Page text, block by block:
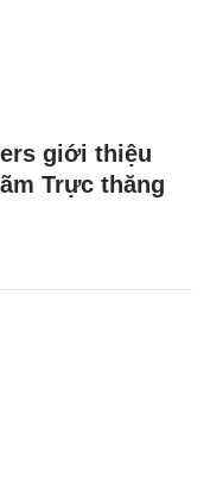
giới thiệu
Trực thăng